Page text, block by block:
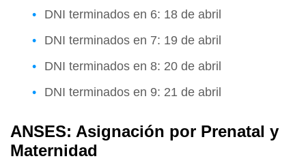
DNI terminados en 6: 18 de abril
DNI terminados en 7: 19 de abril
DNI terminados en 8: 20 de abril
DNI terminados en 9: 21 de abril
ANSES: Asignación por Prenatal y
Maternidad